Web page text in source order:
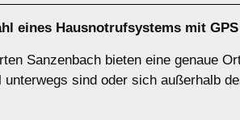
eines Hausnotrufsystems mit
Sanzenbach bieten eine genaue
sind oder sich außerhalb